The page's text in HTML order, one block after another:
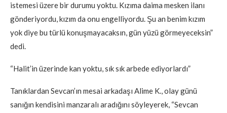
istemesi üzere bir durumu yoktu. Kızıma daima mesken ilanı
gönderiyordu, kızım da onu engelliyordu. Şu an benim kızım
yok diye bu türlü konuşmayacaksın, gün yüzü görmeyeceksin”
dedi.
“Halit’in üzerinde kan yoktu, sık sık arbede ediyorlardı”
Tanıklardan Sevcan’ın mesai arkadaşı Alime K., olay günü
sanığın kendisini manzaralı aradığını söyleyerek, “Sevcan